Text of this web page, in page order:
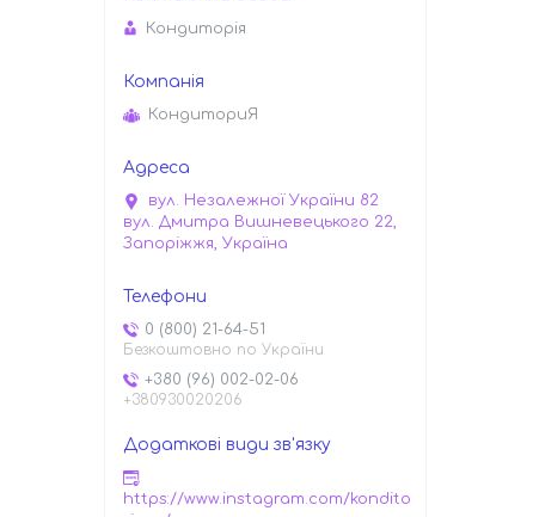
Кондиторiя
КондиториЯ
вул. Незалежної України 82
вул. Дмитра Вишневецького 22,
Запоріжжя, Україна
0 (800) 21-64-51
Безкоштовно по України
+380 (96) 002-02-06
+380930020206
https://www.instagram.com/kondito